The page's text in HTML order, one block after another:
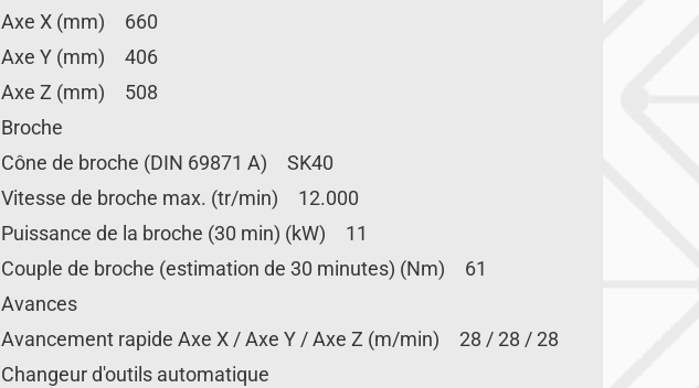
Axe X (mm) 660
Axe Y (mm) 406
Axe Z (mm) 508
Broche
Cône de broche (DIN 69871 A) SK40
Vitesse de broche max. (tr/min) 12.000
Puissance de la broche (30 min) (kW) 11
Couple de broche (estimation de 30 minutes) (Nm) 61
Avances
Avancement rapide Axe X / Axe Y / Axe Z (m/min) 28 / 28 / 28
Changeur d'outils automatique